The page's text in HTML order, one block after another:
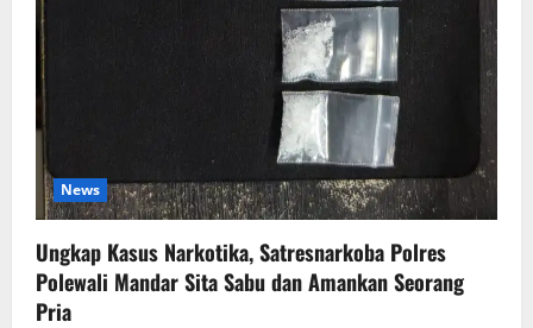
News
Ungkap Kasus Narkotika, Satresnarkoba Polres
Polewali Mandar Sita Sabu dan Amankan Seorang
Pria